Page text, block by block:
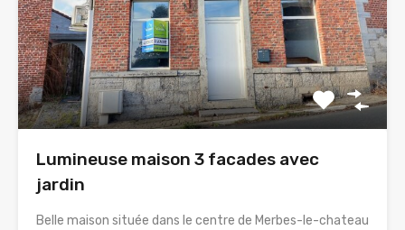
Lumineuse maison 3 facades avec
jardin
Belle maison située dans le centre de Merbes-le-chateau